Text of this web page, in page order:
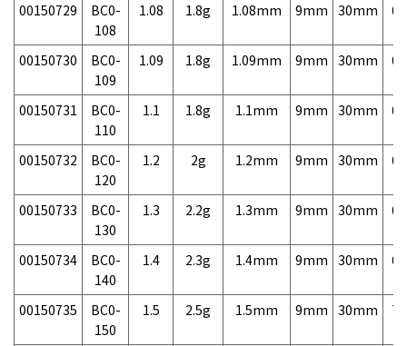
00150729
BC0-
108
1.08 1.8g 1.08mm 9mm 30mm
00150730
BC0-
109
1.09 1.8g 1.09mm 9mm 30mm
00150731
BC0-
110
1.1 1.8g 1.1mm 9mm 30mm
00150732
BC0-
120
1.2 2g 1.2mm 9mm 30mm
00150733
BC0-
130
1.3 2.2g 1.3mm 9mm 30mm
00150734
BC0-
140
1.4 2.3g 1.4mm 9mm 30mm
00150735
BC0-
150
1.5 2.5g 1.5mm 9mm 30mm